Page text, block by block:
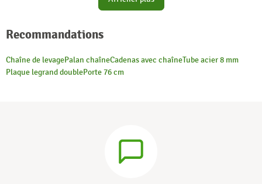
Recommandations
Chaîne de levagePalan chaîneCadenas avec chaîneTube acier 8 mm
Plaque legrand doublePorte 76 cm